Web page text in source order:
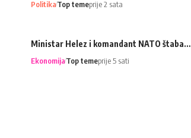
PolitikaTop temeprije 2 sata
Ministar Helez i komandant NATO štaba…
EkonomijaTop temeprije 5 sati